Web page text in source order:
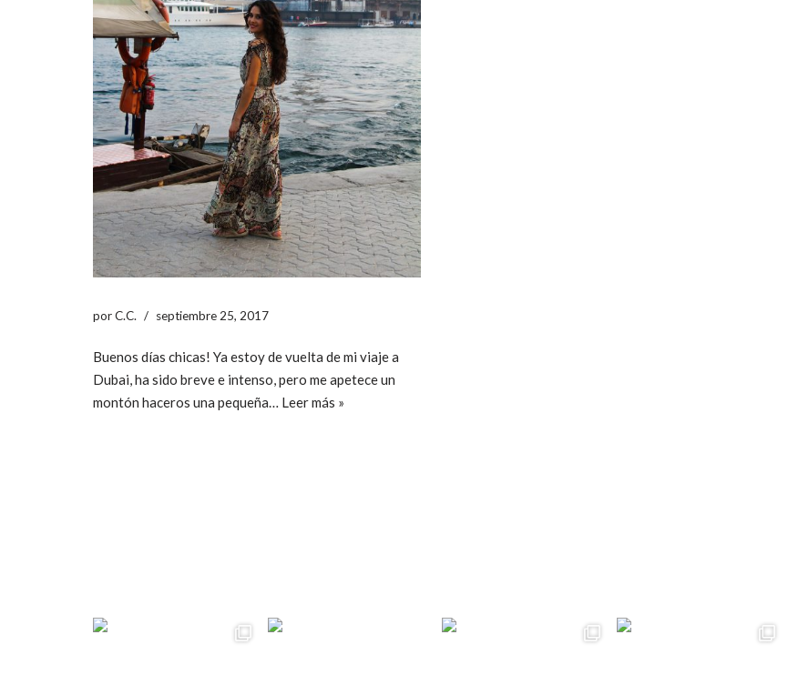
porC.C. septiembre 25, 2017
Buenos días chicas! Ya estoy de vuelta de mi viaje a
Dubai, ha sido breve e intenso, pero me apetece un
montón haceros una pequeña… Leer más »